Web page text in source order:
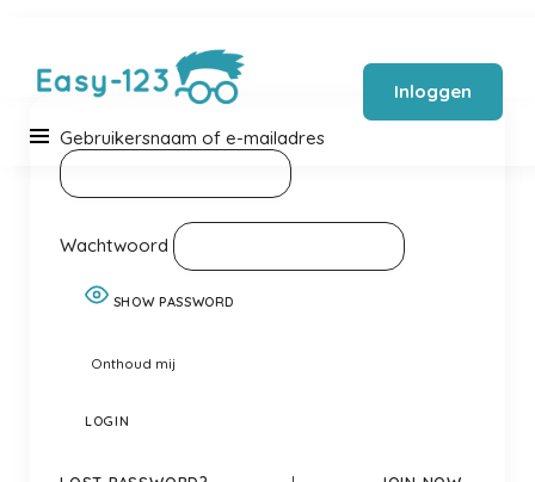
Inloggen
Gebruikersnaam of e-mailadres
Wachtwoord
SHOW PASSWORD
Onthoud mij